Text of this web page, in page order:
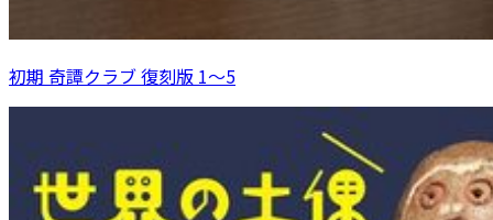
初期 奇譚クラブ 復刻版 1～5